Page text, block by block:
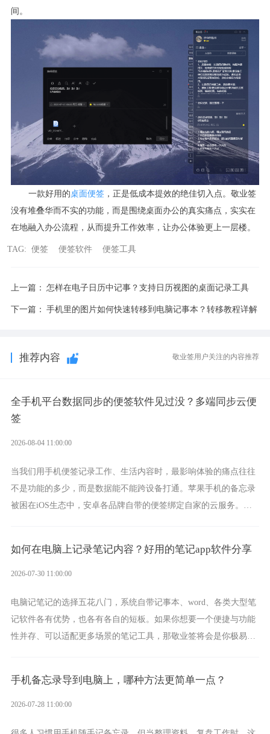
间。
一款好用的桌面便签，正是低成本提效的绝佳切入点。敬业签
没有堆叠华而不实的功能，而是围绕桌面办公的真实痛点，实实在
在地融入办公流程，从而提升工作效率，让办公体验更上一层楼。
TAG: 便签 便签软件 便签工具
上一篇： 怎样在电子日历中记事？支持日历视图的桌面记录工具
下一篇： 手机里的图片如何快速转移到电脑记事本？转移教程详解
推荐内容 敬业签用户关注的内容推荐
全手机平台数据同步的便签软件见过没？多端同步云便
签
2026-08-04 11:00:00
当我们用手机便签记录工作、生活内容时，最影响体验的痛点往往
不是功能的多少，而是数据能不能跨设备打通。苹果手机的备忘录
被困在iOS生态中，安卓各品牌自带的便签绑定自家的云服务。而
如何在电脑上记录笔记内容？好用的笔记app软件分享
2026-07-30 11:00:00
电脑记笔记的选择五花八门，系统自带记事本、word、各类大型笔
记软件各有优势，也各有各自的短板。如果你想要一个便捷与功能
性并存、可以适配更多场景的笔记工具，那敬业签将会是你极易上
手机备忘录导到电脑上，哪种方法更简单一点？
2026-07-28 11:00:00